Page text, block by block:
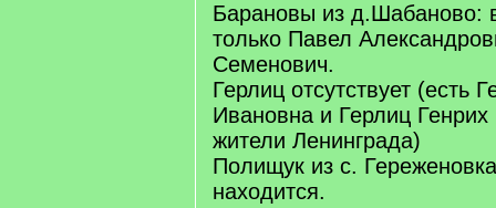
Барановы из д.Шабаново:
только Павел
Семенович.
Герлиц отсутствует (есть
Ивановна и Герлиц Генрих
жители Ленинграда)
Полищук из с.
находится.